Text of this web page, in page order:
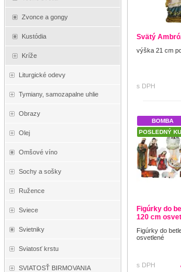
Zvonce a gongy
Kustódia
Kríže
Liturgické odevy
Tymiany, samozapalne uhlie
Obrazy
Olej
Omšové víno
Sochy a sošky
Ružence
Sviece
Svietniky
Sviatosť krstu
SVIATOSŤ BIRMOVANIA
Svätý
výška 21 cm
s DPH
BOMBA
POSLEDNÝ
Figúrky do
120 cm
Figúrky do
osvetlené
s DPH